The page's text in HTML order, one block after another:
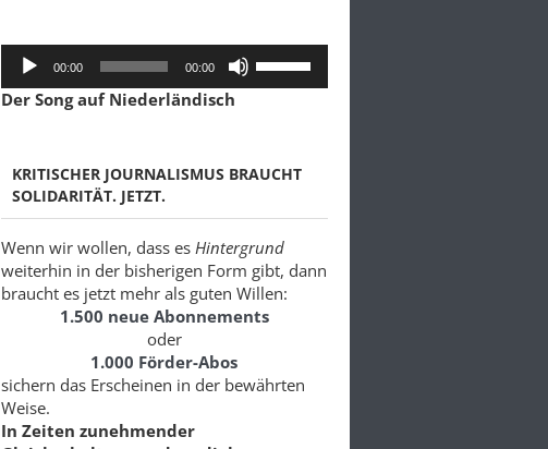
zu
regeln.
Audio-
Player
00:00 00:00
Lautstärke
regeln.
Der Song auf Niederländisch
KRITISCHER JOURNALISMUS BRAUCHT
SOLIDARITÄT. JETZT.
Wenn wir wollen, dass es Hintergrund
weiterhin in der bisherigen Form gibt, dann
braucht es jetzt mehr als guten Willen:
1.500 neue Abonnements
oder
1.000 Förder-Abos
sichern das Erscheinen in der bewährten
Weise.
In Zeiten zunehmender